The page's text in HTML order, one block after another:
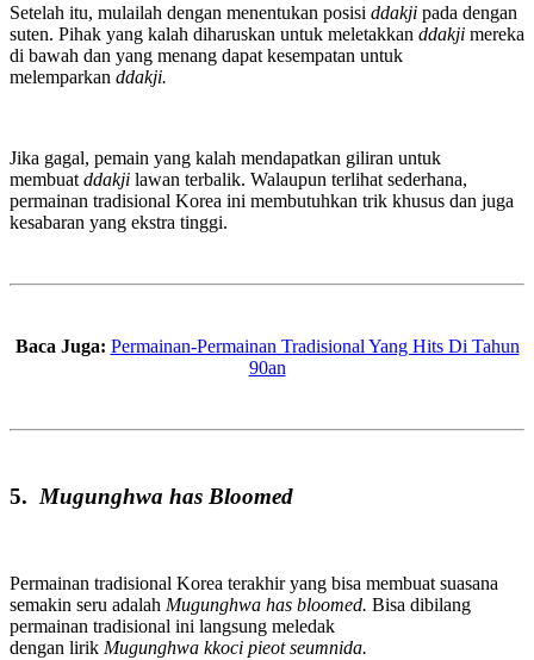
Setelah itu, mulailah dengan menentukan posisi ddakji pada dengan
suten. Pihak yang kalah diharuskan untuk meletakkan ddakji mereka
di bawah dan yang menang dapat kesempatan untuk
melemparkan ddakji.
Jika gagal, pemain yang kalah mendapatkan giliran untuk
membuat ddakji lawan terbalik. Walaupun terlihat sederhana,
permainan tradisional Korea ini membutuhkan trik khusus dan juga
kesabaran yang ekstra tinggi.
Baca Juga: Permainan-Permainan Tradisional Yang Hits Di Tahun
90an
5.Mugunghwa has Bloomed
Permainan tradisional Korea terakhir yang bisa membuat suasana
semakin seru adalah Mugunghwa has bloomed. Bisa dibilang
permainan tradisional ini langsung meledak
dengan lirik Mugunghwa kkoci pieot seumnida.